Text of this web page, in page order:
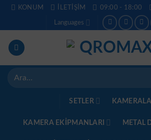
İçeriğeKONUM İLETIŞIM 09:00 - 18:00
Languages
Ara:
SETLER
KAMERA EKİPMANLARI METAL